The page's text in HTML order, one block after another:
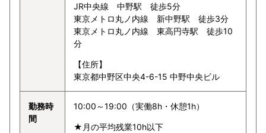
JR中央線 中野駅 徒歩5分
東京メトロ丸ノ内線 新中野駅 徒歩3分
東京メトロ丸ノ内線 東高円寺駅 徒歩10
分
【住所】
東京都中野区中央4-6-15 中野中央ビル
勤務時
間
10:00～19:00（実働8h・休憩1h）
★月の平均残業10h以下